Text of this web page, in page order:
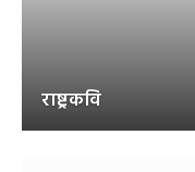
राष्ट्रकवि